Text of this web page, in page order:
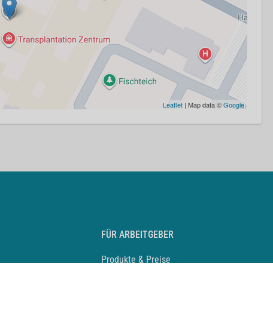
Leaflet | Map data ©Google
FÜR ARBEITGEBER
Produkte & Preise